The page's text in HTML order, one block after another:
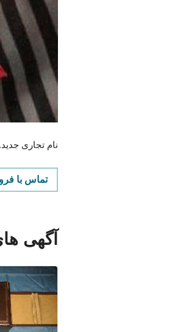
نام تجاری
تماس با
آگهی